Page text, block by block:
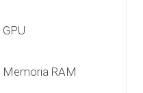
GPU
Memoria RAM